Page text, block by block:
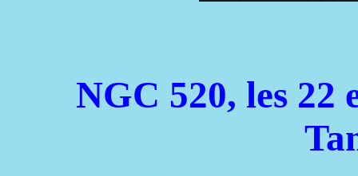
NGC 520, les 22